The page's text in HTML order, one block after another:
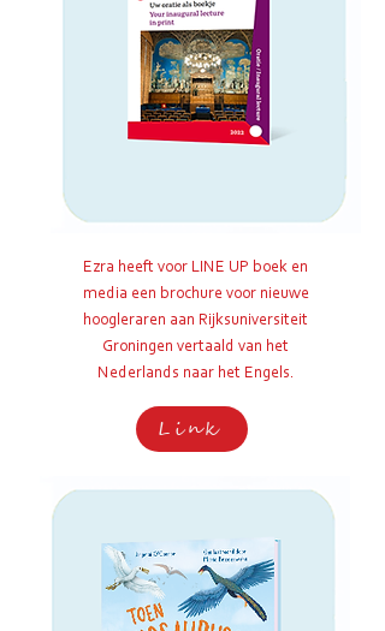
Ezra heeft voor LINE UP boek en
media een brochure voor nieuwe
hoogleraren aan Rijksuniversiteit
Groningen vertaald van het
Nederlands naar het Engels.
Link